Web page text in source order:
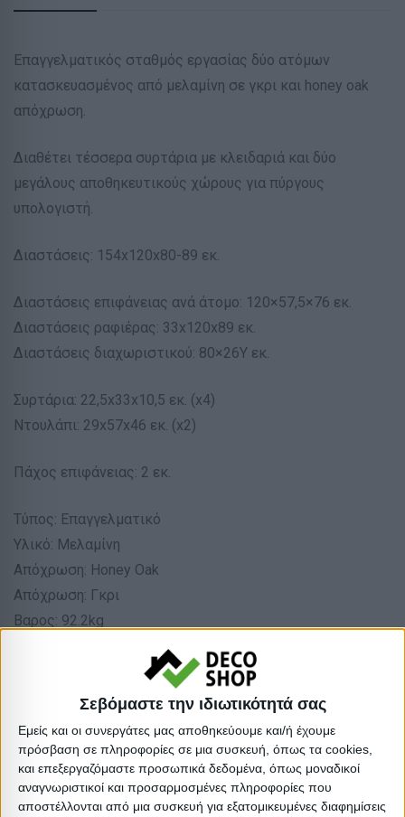
Σεβόμαστε την ιδιωτικότητά σας
Εμείς και οι συνεργάτες μας αποθηκεύουμε και/ή έχουμε
πρόσβαση σε πληροφορίες σε μια συσκευή, όπως τα cookies,
και επεξεργαζόμαστε προσωπικά δεδομένα, όπως μοναδικοί
αναγνωριστικοί και προσαρμοσμένες πληροφορίες που
αποστέλλονται από μια συσκευή για εξατομικευμένες διαφημίσεις
Επαγγελματικός σταθμός εργασίας δύο ατόμων
κατασκευασμένος από μελαμίνη σε γκρι και honey oak
απόχρωση.
Διαθέτει τέσσερα συρτάρια με κλειδαριά και δύο
μεγάλους αποθηκευτικούς χώρους για πύργους
υπολογιστή.
Διαστάσεις: 154x120x80-89 εκ.
Διαστάσεις επιφάνειας ανά άτομο: 120×57,5×76 εκ.
Διαστάσεις ραφιέρας: 33x120x89 εκ.
Διαστάσεις διαχωριστικού: 80×26Υ εκ.
Συρτάρια: 22,5x33x10,5 εκ. (x4)
Ντουλάπι: 29x57x46 εκ. (x2)
Πάχος επιφάνειας: 2 εκ.
Τύπος: Επαγγελματικό
Υλικό: Μελαμίνη
Απόχρωση: Honey Oak
Απόχρωση: Γκρι
Βαρος: 92.2kg
Ελάχιστη ποσότητα: 1
Επόμενη εκτιμώμενη ημερομηνία παραλαβής:
Διαστάσεις
Συσκευασίες